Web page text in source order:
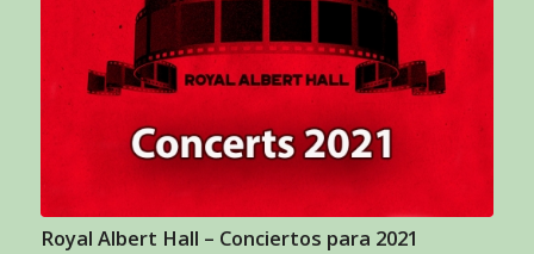
Royal Albert Hall – Conciertos para 2021